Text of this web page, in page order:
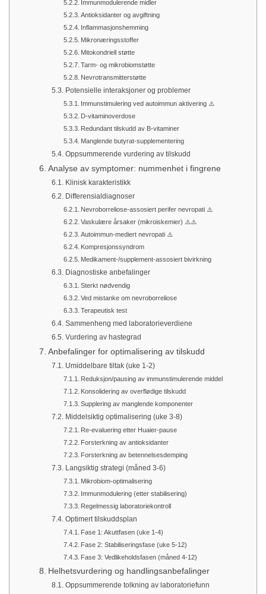
Immunmodulerende midler
Antioksidanter og avgiftning
Inflammasjonshemming
Mikronæringsstoffer
Mitokondriell støtte
Tarm- og mikrobiomstøtte
Nevrotransmitterstøtte
Potensielle interaksjoner og problemer
Immunstimulering ved autoimmun aktivering ⚠️
D-vitaminoverdose
Redundant tilskudd av B-vitaminer
Manglende butyrat-supplementering
Oppsummerende vurdering av tilskudd
Analyse av symptomer: nummenhet i fingrene
Klinisk karakteristikk
Differensialdiagnoser
Nevroborreliose-assosiert perifer nevropati ⚠️
Vaskulære årsaker (mikroiskemier) ⚠️⚠️
Autoimmun-mediert nevropati ⚠️
Kompresjonssyndrom
Medikament-/supplement-assosiert bivirkning
Diagnostiske anbefalinger
Sterkt nødvendig
Ved mistanke om nevroborreliose
Terapeutisk test
Sammenheng med laboratorieverdiene
Vurdering av hastegrad
Anbefalinger for optimalisering av tilskudd
Umiddelbare tiltak (uke 1-2)
Reduksjon/pausing av immunstimulerende middel
Konsolidering av overflødige tilskudd
Supplering av manglende komponenter
Middelsiktig optimalisering (uke 3-8)
Re-evaluering etter Huaier-pause
Forsterkning av antioksidanter
Forsterkning av betennelsesdemping
Langsiktig strategi (måned 3-6)
Mikrobiom-optimalisering
Immunmodulering (etter stabilisering)
Regelmessig laboratoriekontroll
Optimert tilskuddsplan
Fase 1: Akuttfasen (uke 1-4)
Fase 2: Stabiliseringsfase (uke 5-12)
Fase 3: Vedlikeholdsfasen (måned 4-12)
Helhetsvurdering og handlingsanbefalinger
Oppsummerende tolkning av laboratoriefunn